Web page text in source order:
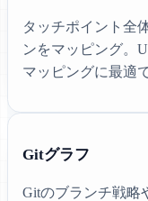
タッチポイント全
ンをマッピング。
マッピングに最適
Gitグラフ
Gitのブランチ戦略